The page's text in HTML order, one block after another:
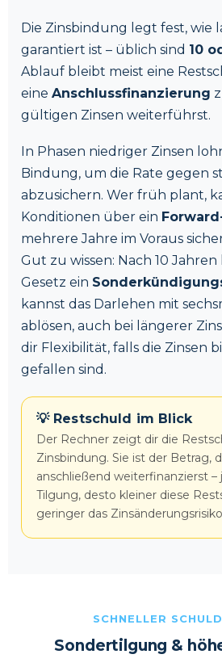
Die Zinsbindung legt fest, wie
garantiert ist – üblich sind 10
Ablauf bleibt meist eine
eine Anschlussfinanzierung
gültigen Zinsen weiterführst.
In Phasen niedriger Zinsen
Bindung, um die Rate gegen
abzusichern. Wer früh plant,
Konditionen über ein
mehrere Jahre im Voraus
Gut zu wissen: Nach 10
Gesetz ein
kannst das Darlehen mit
ablösen, auch bei längerer
dir Flexibilität, falls die Zinsen
gefallen sind.
💡 Restschuld im Blick
Der Rechner zeigt dir die
Zinsbindung. Sie ist der Betrag,
anschließend weiterfinanzierst –
Tilgung, desto kleiner diese
geringer das
SCHNELLER
Sondertilgung &